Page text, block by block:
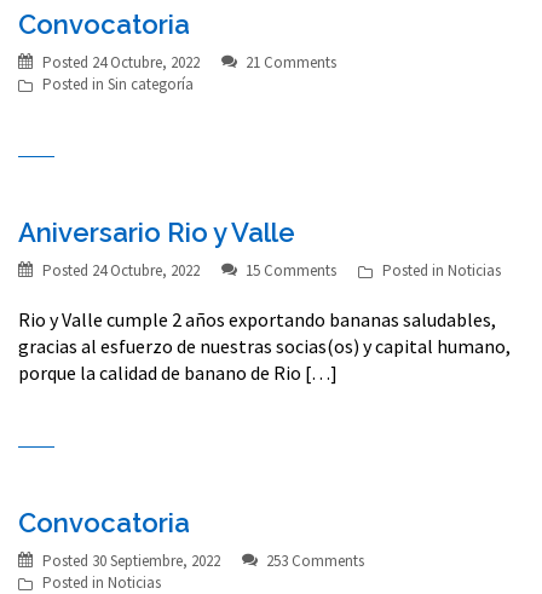
Convocatoria
Posted 24 Octubre, 2022
21 Comments
Posted in Sin categoría
Aniversario Rio y Valle
Posted 24 Octubre, 2022 15 Comments Posted in Noticias
Rio y Valle cumple 2 años exportando bananas saludables,
gracias al esfuerzo de nuestras socias(os) y capital humano,
porque la calidad de banano de Rio […]
Convocatoria
Posted 30 Septiembre, 2022
253 Comments
Posted in Noticias